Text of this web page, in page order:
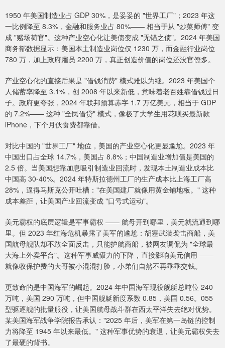
1950 年美国制造业占 GDP 30%，是妥妥的 "世界工厂"；2023 年这
一比例降至 8.3%，金融和服务业占 80%—— 相当于从 "炒菜师傅" 变
成 "赌场荷官"。这种产业空心化让美债变成 "无锚之债"。2024 年美国
商务部数据显示：美国本土制造业岗位仅 1230 万，而金融行业岗位
780 万，加上政府雇员 2200 万，真正创造价值的岗位还没官僚多。
产业空心化的直接后果是 "借钱消费" 模式难以为继。2023 年美国个
人储蓄率降至 3.1%，创 2008 年以来新低，意味着老百姓靠借钱过日
子。政府更夸张，2024 年联邦预算赤字 1.7 万亿美元，相当于 GDP
的 7.2%—— 这种 "全民借贷" 模式，像极了大学生用花呗买最新款
iPhone，下个月伙食费都靠借。
对比中国的 "世界工厂" 地位，美国的产业空心化更显尴尬。2023 年
中国出口占全球 14.7%，美国占 8.8%；中国制造业增加值是美国的
2.5 倍。当美国想靠加息吸引制造业回流时，发现本土制造业成本比
中国高 30-40%。2024 年特斯拉德州工厂的生产成本比上海工厂高
28%，逼得马斯克公开吐槽："在美国建厂就像用黄金铺地板。" 这种
成本差距，让美国产业回流变成 "口号式运动"。
美元霸权的底层逻辑是军事霸权 —— 航母开到哪里，美元就流通到哪
里。但 2023 年红海危机暴露了美军的尴尬：胡塞武装袭击商船，美
国航母舰队却不敢全面反击，只能护航商船，被网友调侃为 "全球最
大海上外卖平台"。这种军事威慑力的下降，直接影响美元信用 ——
就像收保护费的大哥被小混混打脸，小弟们自然不再乖乖交钱。
更致命的是中国海军的崛起。2024 年中国海军现役舰艇总吨位 240
万吨，美国 290 万吨，但中国舰艇新度系数 0.85，美国 0.56。055
型驱逐舰的批量服役，让美国航母战斗群在西太平洋失去绝对优势。
某美国海军战争学院报告承认："2025 年后，美军在第一岛链的控制
力将降至 1945 年以来最低。" 这种军事优势的衰退，让美元霸权失去
了最硬的背书。